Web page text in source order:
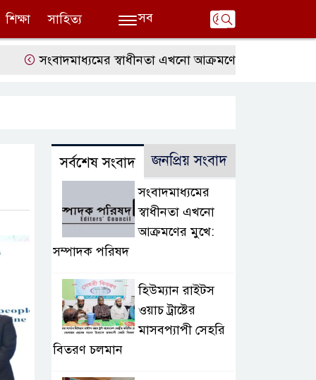
শিক্ষা সাহিত্য সব
সংবাদমাধ্যমের স্বাধীনতা এখনো আক্রমণের মুখে: সম্পাদক পরিষদ
সর্বশেষ সংবাদ জনপ্রিয় সংবাদ
সংবাদমাধ্যমের
স্বাধীনতা এখনো
আক্রমণের মুখে:
সম্পাদক পরিষদ
হিউম্যান রাইটস
ওয়াচ ট্রাষ্টের
মাসবপ্যাপী সেহরি
বিতরণ চলমান